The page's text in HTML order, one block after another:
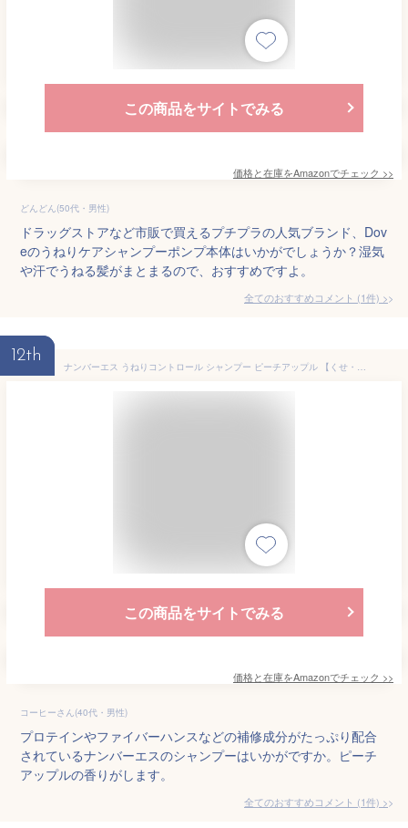
この商品をサイトでみる
価格と在庫をAmazonでチェック >>
どんどん(50代・男性)
ドラッグストアなど市販で買えるプチプラの人気ブランド、Dov
eのうねりケアシャンプーポンプ本体はいかがでしょうか？湿気
や汗でうねる髪がまとまるので、おすすめですよ。
全てのおすすめコメント (1件) >
12th
ナンバーエス うねりコントロール シャンプー ピーチアップル 【くせ・うねり】 450ｍL くせ毛 髪骨格 ヘアケア 日本製
この商品をサイトでみる
価格と在庫をAmazonでチェック >>
コーヒーさん(40代・男性)
プロテインやファイバーハンスなどの補修成分がたっぷり配合
されているナンバーエスのシャンプーはいかがですか。ピーチ
アップルの香りがします。
全てのおすすめコメント (1件) >